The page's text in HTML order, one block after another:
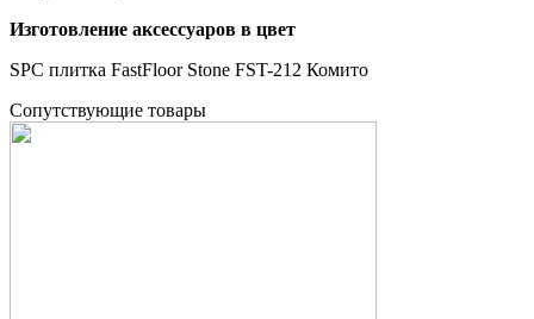
Изготовление аксессуаров в цвет
SPC плитка FastFloor Stone FST-212 Комито
Cопутствующие товары